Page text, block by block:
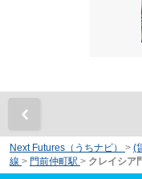
Next Futures（うちナビ） > (
線 > 門前仲町駅 > クレイシア